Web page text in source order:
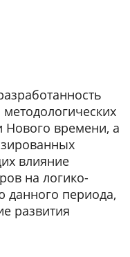
Нового времени, а
влияние
на логико-
данного периода,
развития